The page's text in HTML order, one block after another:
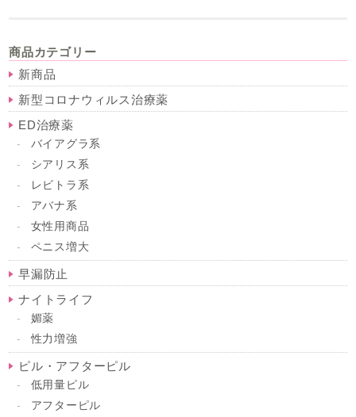
商品カテゴリー
新商品
新型コロナウィルス治療薬
ED治療薬
バイアグラ系
シアリス系
レビトラ系
アバナ系
女性用商品
ペニス増大
早漏防止
ナイトライフ
媚薬
性力増強
ピル・アフターピル
低用量ピル
アフターピル